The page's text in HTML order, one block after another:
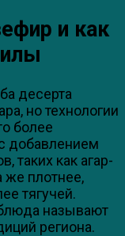
и как
десерта
но технологии
более
добавлением
таких как агар-
же плотнее,
тягучей.
называют
региона.